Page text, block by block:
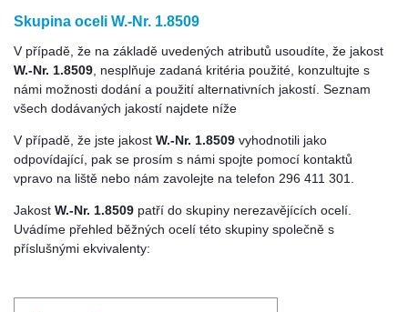
Skupina oceli W.-Nr. 1.8509
V případě, že na základě uvedených atributů usoudíte, že jakost
W.-Nr. 1.8509, nesplňuje zadaná kritéria použité, konzultujte s
námi možnosti dodání a použití alternativních jakostí. Seznam
všech dodávaných jakostí najdete níže
V případě, že jste jakost W.-Nr. 1.8509 vyhodnotili jako
odpovídající, pak se prosím s námi spojte pomocí kontaktů
vpravo na liště nebo nám zavolejte na telefon 296 411 301.
Jakost W.-Nr. 1.8509 patří do skupiny nerezavějících ocelí.
Uvádíme přehled běžných ocelí této skupiny společně s
příslušnými ekvivalenty: